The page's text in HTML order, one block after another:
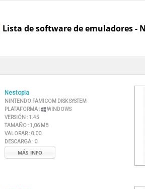
Lista de software de emuladores -
Nestopia
NINTENDO FAMICOM DISK SYSTEM
PLATAFORMA :
WINDOWS
VERSIÓN : 1.45
TAMAÑO : 1,06 MB
VALORAR : 0.00
DESCARGA : 0
MÁS INFO